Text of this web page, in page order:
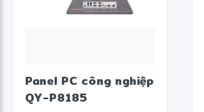
Panel PC công nghiệp
QY-P8185